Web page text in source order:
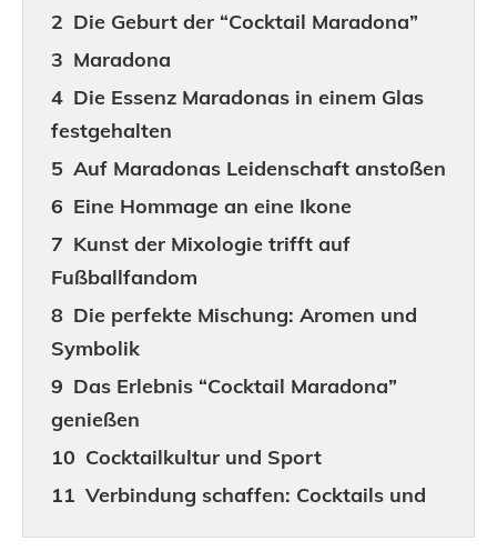
Die Geburt der “Cocktail Maradona”
Maradona
Die Essenz Maradonas in einem Glas
festgehalten
Auf Maradonas Leidenschaft anstoßen
Eine Hommage an eine Ikone
Kunst der Mixologie trifft auf
Fußballfandom
Die perfekte Mischung: Aromen und
Symbolik
Das Erlebnis “Cocktail Maradona”
genießen
Cocktailkultur und Sport
Verbindung schaffen: Cocktails und